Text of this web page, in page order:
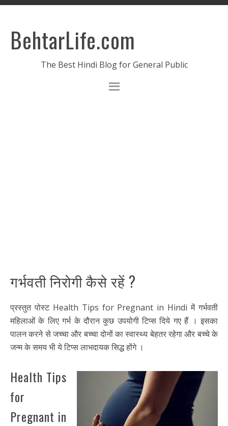
BehtarLife.com
The Best Hindi Blog for General Public
गर्भवती निरोगी कैसे रहें ?
प्रस्तुत पोस्ट Health Tips for Pregnant in Hindi में गर्भवती
महिलाओं के लिए गर्भ के दौरान कुछ उपयोगी टिप्स दिये गए हैं । इसका
पालन करने से जच्चा और बच्चा दोनों का स्वास्थ्य बेहतर रहेगा और बच्चे के
जन्म के समय भी ये टिप्स लाभदायक सिद्ध होंगे ।
Health Tips
for
Pregnant in